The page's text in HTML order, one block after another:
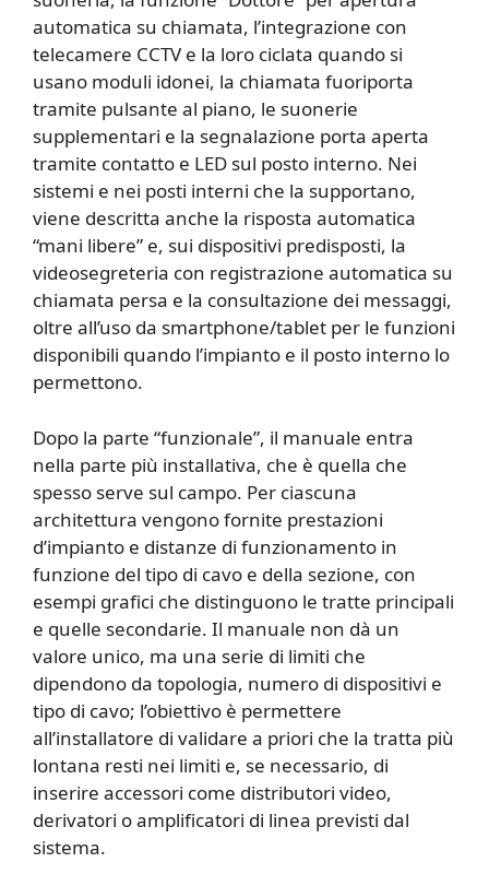
automatica su chiamata, l’integrazione con
telecamere CCTV e la loro ciclata quando si
usano moduli idonei, la chiamata fuoriporta
tramite pulsante al piano, le suonerie
supplementari e la segnalazione porta aperta
tramite contatto e LED sul posto interno. Nei
sistemi e nei posti interni che la supportano,
viene descritta anche la risposta automatica
“mani libere” e, sui dispositivi predisposti, la
videosegreteria con registrazione automatica su
chiamata persa e la consultazione dei messaggi,
oltre all’uso da smartphone/tablet per le funzioni
disponibili quando l’impianto e il posto interno lo
permettono.
Dopo la parte “funzionale”, il manuale entra
nella parte più installativa, che è quella che
spesso serve sul campo. Per ciascuna
architettura vengono fornite prestazioni
d’impianto e distanze di funzionamento in
funzione del tipo di cavo e della sezione, con
esempi grafici che distinguono le tratte principali
e quelle secondarie. Il manuale non dà un
valore unico, ma una serie di limiti che
dipendono da topologia, numero di dispositivi e
tipo di cavo; l’obiettivo è permettere
all’installatore di validare a priori che la tratta più
lontana resti nei limiti e, se necessario, di
inserire accessori come distributori video,
derivatori o amplificatori di linea previsti dal
sistema.